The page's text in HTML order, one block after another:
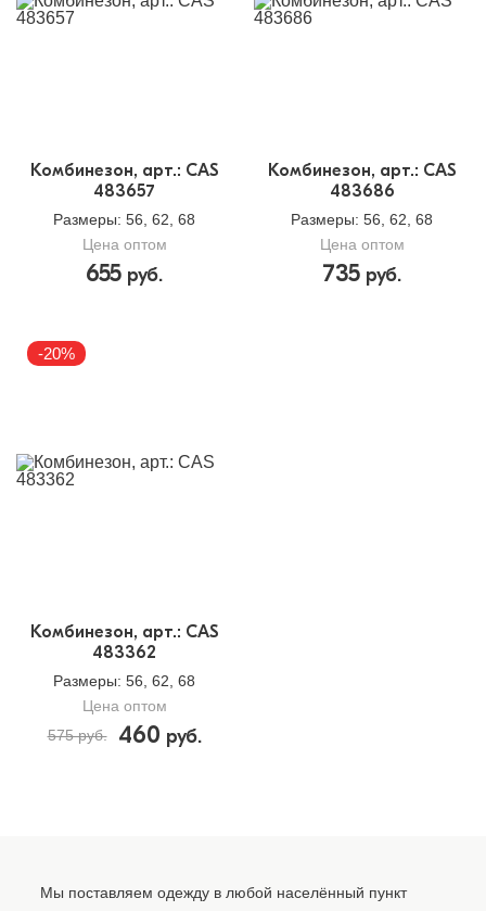
Комбинезон, арт.: CAS
483657
Размеры: 56, 62, 68
Цена оптом
655 руб.
Комбинезон, арт.: CAS
483686
Размеры: 56, 62, 68
Цена оптом
735 руб.
-20%
Комбинезон, арт.: CAS
483362
Размеры: 56, 62, 68
Цена оптом
575 руб.
460 руб.
Мы поставляем одежду в любой населённый пункт